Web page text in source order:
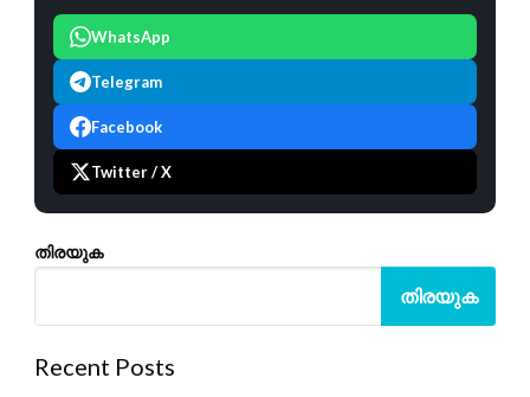
WhatsApp
Telegram
Facebook
Twitter / X
തിരയുക
തിരയുക
Recent Posts